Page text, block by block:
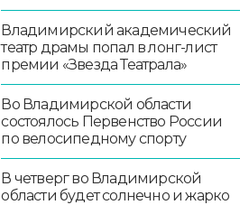
Владимирский академический
театр драмы попал в лонг-лист
премии «Звезда Театрала»
Во Владимирской области
состоялось Первенство России
по велосипедному спорту
В четверг во Владимирской
области будет солнечно и жарко